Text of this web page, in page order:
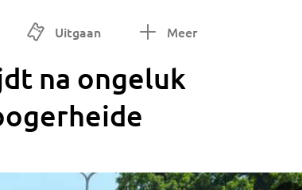
Uitgaan Meer
na ongeluk